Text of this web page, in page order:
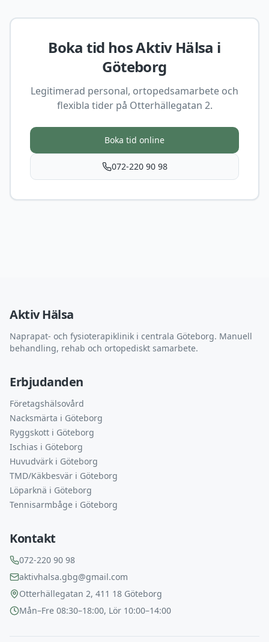
Boka tid hos Aktiv Hälsa i
Göteborg
Legitimerad personal, ortopedsamarbete och
flexibla tider på Otterhällegatan 2.
Boka tid online
072-220 90 98
Aktiv Hälsa
Naprapat- och fysioterapiklinik i centrala Göteborg. Manuell
behandling, rehab och ortopediskt samarbete.
Erbjudanden
Företagshälsovård
Nacksmärta i Göteborg
Ryggskott i Göteborg
Ischias i Göteborg
Huvudvärk i Göteborg
TMD/Käkbesvär i Göteborg
Löparknä i Göteborg
Tennisarmbåge i Göteborg
Kontakt
072-220 90 98
aktivhalsa.gbg@gmail.com
Otterhällegatan 2, 411 18 Göteborg
Mån–Fre 08:30–18:00, Lör 10:00–14:00